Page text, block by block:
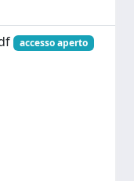
accesso aperto